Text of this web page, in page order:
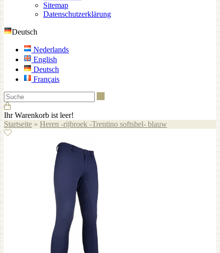
Sitemap
Datenschutzerklärung
Deutsch
Nederlands
English
Deutsch
Français
Ihr Warenkorb ist leer!
Startseite » Heren -rijbroek -Trentino softshel- blauw